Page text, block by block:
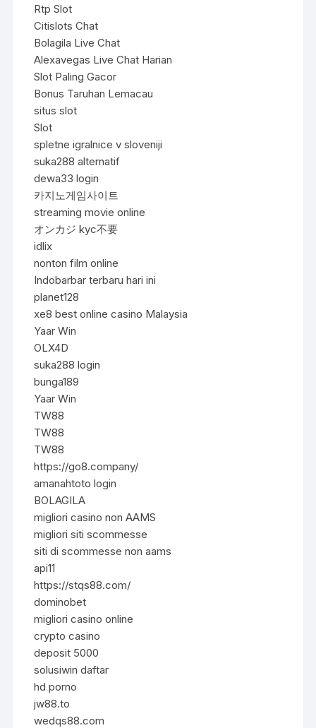
Rtp Slot
Citislots Chat
Bolagila Live Chat
Alexavegas Live Chat Harian
Slot Paling Gacor
Bonus Taruhan Lemacau
situs slot
Slot
spletne igralnice v sloveniji
suka288 alternatif
dewa33 login
카지노게임사이트
streaming movie online
オンカジ kyc不要
idlix
nonton film online
Indobarbar terbaru hari ini
planet128
xe8 best online casino Malaysia
Yaar Win
OLX4D
suka288 login
bunga189
Yaar Win
TW88
TW88
TW88
https://go8.company/
amanahtoto login
BOLAGILA
migliori casino non AAMS
migliori siti scommesse
siti di scommesse non aams
api11
https://stqs88.com/
dominobet
migliori casino online
crypto casino
deposit 5000
solusiwin daftar
hd porno
jw88.to
wedqs88.com